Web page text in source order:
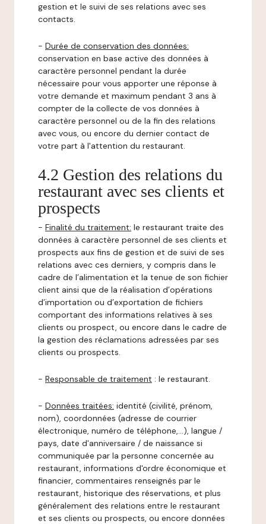
gestion et le suivi de ses relations avec ses
contacts.
- Durée de conservation des données:
conservation en base active des données à
caractère personnel pendant la durée
nécessaire pour vous apporter une réponse à
votre demande et maximum pendant 3 ans à
compter de la collecte de vos données à
caractère personnel ou de la fin des relations
avec vous, ou encore du dernier contact de
votre part à l'attention du restaurant.
4.2 Gestion des relations du
restaurant avec ses clients et
prospects
- Finalité du traitement: le restaurant traite des
données à caractère personnel de ses clients et
prospects aux fins de gestion et de suivi de ses
relations avec ces derniers, y compris dans le
cadre de l’alimentation et la tenue de son fichier
client ainsi que de la réalisation d’opérations
d’importation ou d’exportation de fichiers
comportant des informations relatives à ses
clients ou prospect, ou encore dans le cadre de
la gestion des réclamations adressées par ses
clients ou prospects.
- Responsable de traitement : le restaurant.
- Données traitées: identité (civilité, prénom,
nom), coordonnées (adresse de courrier
électronique, numéro de téléphone,…), langue /
pays, date d'anniversaire / de naissance si
communiquée par la personne concernée au
restaurant, informations d'ordre économique et
financier, commentaires renseignés par le
restaurant, historique des réservations, et plus
généralement des relations entre le restaurant
et ses clients ou prospects, ou encore données